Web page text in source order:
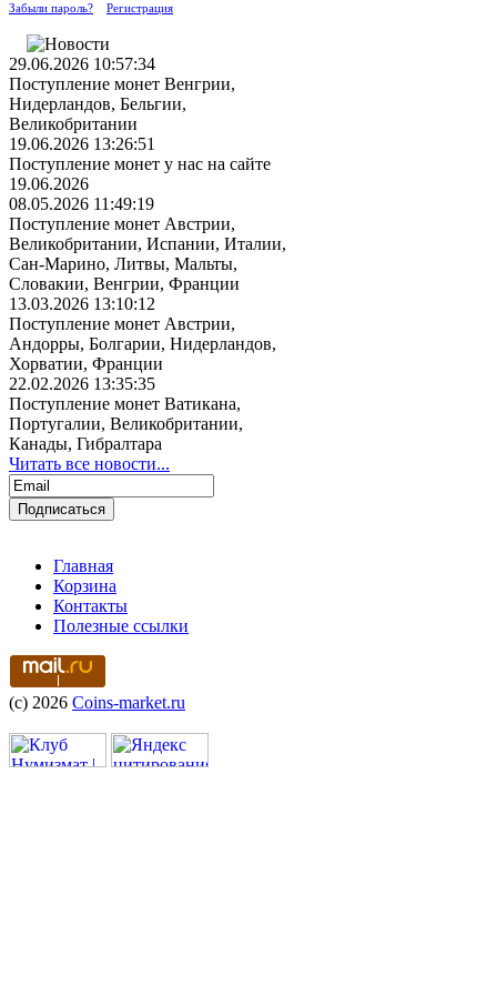
Забыли пароль? Регистрация
29.06.2026 10:57:34
Поступление монет Венгрии,
Нидерландов, Бельгии,
Великобритании
19.06.2026 13:26:51
Поступление монет у нас на сайте
19.06.2026
08.05.2026 11:49:19
Поступление монет Австрии,
Великобритании, Испании, Италии,
Сан-Марино, Литвы, Мальты,
Словакии, Венгрии, Франции
13.03.2026 13:10:12
Поступление монет Австрии,
Андорры, Болгарии, Нидерландов,
Хорватии, Франции
22.02.2026 13:35:35
Поступление монет Ватикана,
Португалии, Великобритании,
Канады, Гибралтара
Читать все новости...
Главная
Корзина
Контакты
Полезные ссылки
(c) 2026 Coins-market.ru